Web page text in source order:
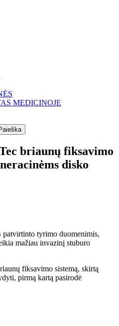
MEDICINOJE
briaunų fiksavimo
disko
tyrimo duomenimis,
mažiau invazinį stuburo
fiksavimo sistemą, skirtą
pirmą kartą pasirodė